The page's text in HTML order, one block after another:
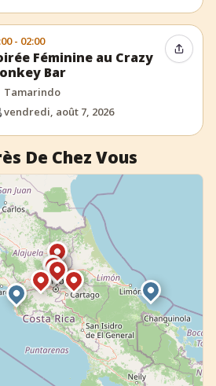
- 02:00
Féminine au Crazy
Bar
Tamarindo
vendredi, août 7, 2026
De Chez Vous